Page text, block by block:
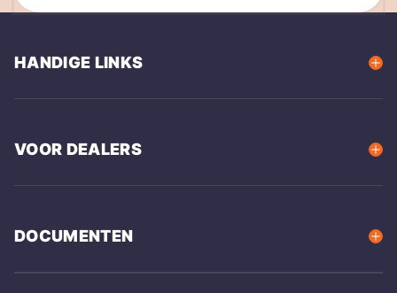
HANDIGE LINKS
VOOR DEALERS
DOCUMENTEN